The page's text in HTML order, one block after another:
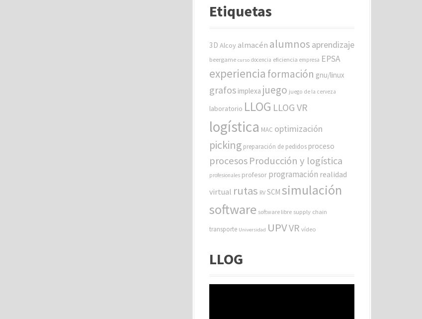
e
r
s
Etiquetas
3D Alcoy almacén alumnos aprendizaje
beergame curso docencia eficiencia empresa EPSA
experiencia formación gnu/linux
grafos implexa juego juego de la cerveza
laboratorio LLOG LLOG VR
logística MAC optimización
picking preparación de pedidos proceso
procesosProducción y logística
profesionales profesor programación realidad
virtual rutas RV SCM simulación
software software libre supply chain
transporte Universidad UPVVR vídeo
LLOG